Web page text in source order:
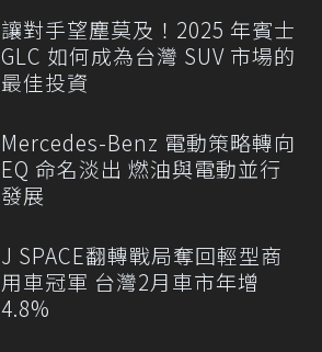
讓對手望塵莫及！2025 年賓士
GLC 如何成為台灣 SUV 市場的
最佳投資
Mercedes-Benz 電動策略轉向
EQ 命名淡出 燃油與電動並行
發展
J SPACE翻轉戰局奪回輕型商
用車冠軍 台灣2月車市年增
4.8%